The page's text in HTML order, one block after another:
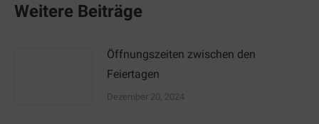
Weitere Beiträge
Öffnungszeiten zwischen den
Feiertagen
Dezember 20, 2024